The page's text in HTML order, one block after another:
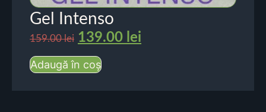
Gel Intenso
159.00lei 139.00 lei
Adaugă în coș